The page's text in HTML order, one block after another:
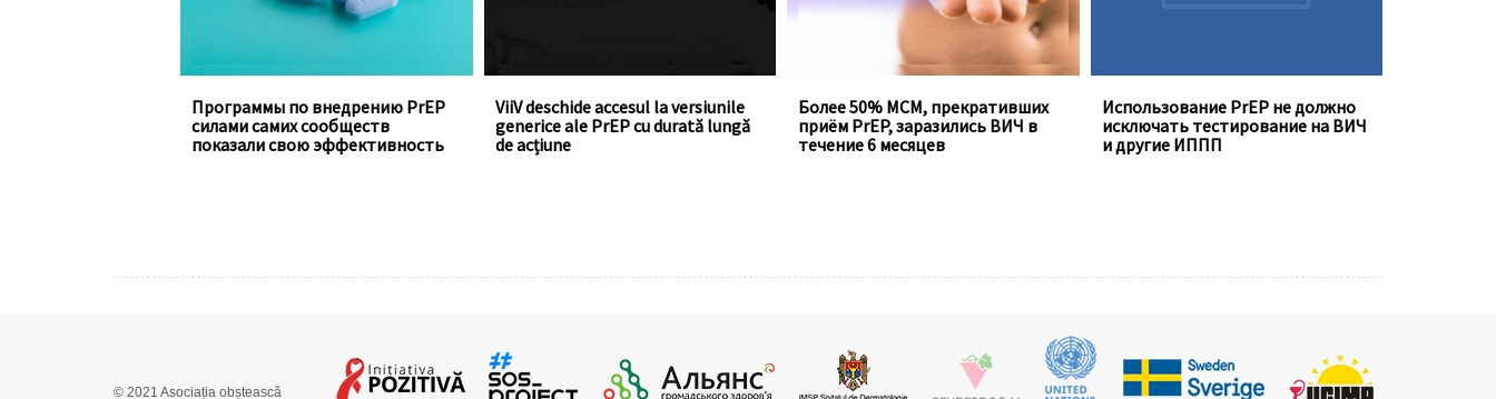
Программы по внедрению PrEP
силами самих сообществ
показали свою эффективность
ViiV deschide accesul la versiunile
generice ale PrEP cu durată lungă
de acțiune
Более 50% МСМ, прекративших
приём PrEP, заразились ВИЧ в
течение 6 месяцев
Использование PrEP не должно
исключать тестирование на ВИЧ
и другие ИППП
© 2021 Asociația obștească